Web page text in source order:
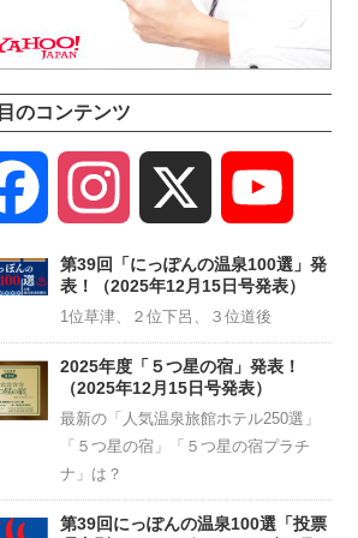
のコンテンツ
Facebook Instagram
Channel
第39回「にっぽんの温泉100選」発
表！（2025年12月15日号発表）
1位草津、２位下呂、３位道後
2025年度「５つ星の宿」発表！
（2025年12月15日号発表）
最新の「人気温泉旅館ホテル250選」
「５つ星の宿」「５つ星の宿プラチ
ナ」は？
第39回にっぽんの温泉100選「投票